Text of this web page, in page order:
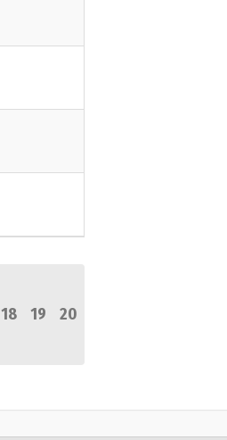
18 19
20